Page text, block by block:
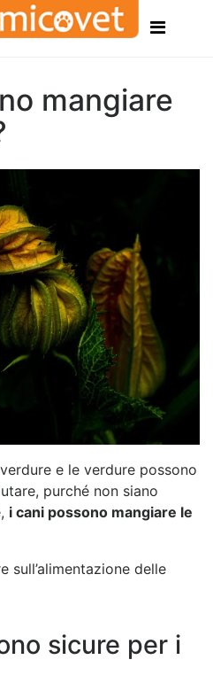
mangiare
e le verdure possono
purché non siano
i cani possono mangiare le
sull’alimentazione delle
sicure per i